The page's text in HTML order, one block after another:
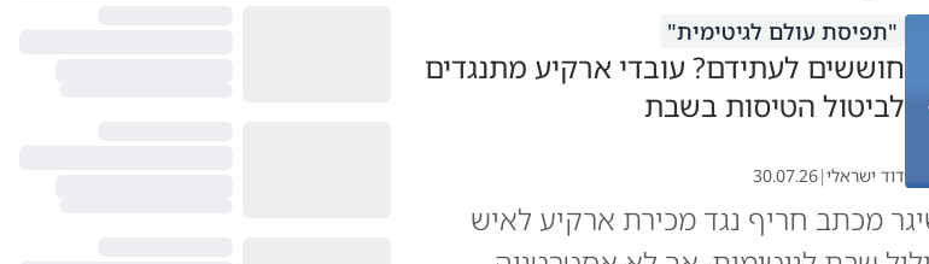
"תפיסת עולם לגיטימית"
חוששים לעתידם? עובדי ארקיע מתנגדים
לביטול הטיסות בשבת
דוד ישראלי|
30.07.26
מכתב חריף נגד מכירת ארקיע לאיש